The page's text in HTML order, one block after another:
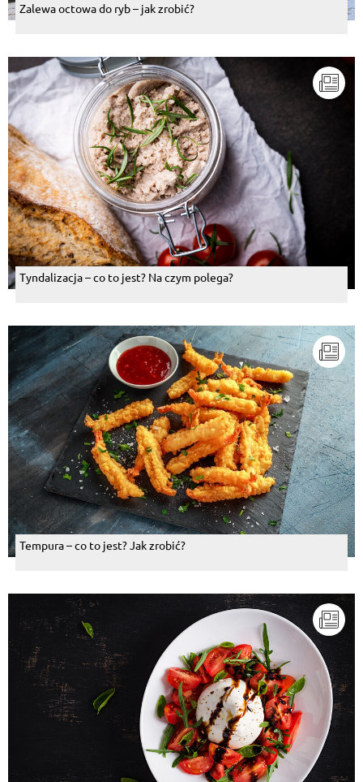
Zalewa octowa do ryb – jak zrobić?
Tyndalizacja – co to jest? Na czym polega?
Tempura – co to jest? Jak zrobić?